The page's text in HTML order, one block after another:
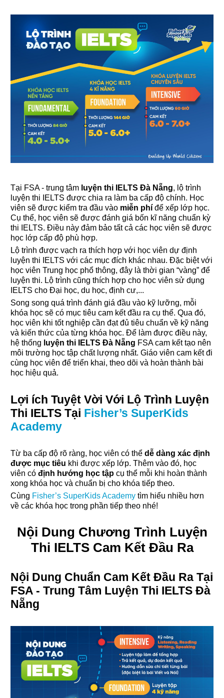
Tại FSA - trung tâm luyện thi IELTS Đà Nẵng, lộ trình
luyện thi IELTS được chia ra làm ba cấp độ chính. Học
viên sẽ được kiểm tra đầu vào miễn phí để xếp lớp học.
Cụ thể, học viên sẽ được đánh giá bốn kĩ năng chuẩn kỳ
thi IELTS. Điều này đảm bảo tất cả các học viên sẽ được
học lớp cấp độ phù hợp.
Lộ trình được vạch ra thích hợp với học viên dự định
luyện thi IELTS với các mục đích khác nhau. Đặc biệt với
học viên Trung học phổ thông, đây là thời gian “vàng” để
luyện thi. Lộ trình cũng thích hợp cho học viên sử dụng
IELTS cho Đại học, du học, định cư,...
Song song quá trình đánh giá đầu vào kỹ lưỡng, mỗi
khóa học sẽ có mục tiêu cam kết đầu ra cụ thể. Qua đó,
học viên khi tốt nghiệp cần đạt đủ tiêu chuẩn về kỹ năng
và kiến thức của từng khóa học. Để làm được điều này,
hệ thống luyện thi IELTS Đà Nẵng FSA cam kết tạo nên
môi trường học tập chất lượng nhất. Giáo viên cam kết đi
cùng học viên để triển khai, theo dõi và hoàn thành bài
học hiệu quả.
Lợi ích Tuyệt Vời Với Lộ Trình Luyện
Thi IELTS Tại Fisher’s SuperKids
Academy
Từ ba cấp độ rõ ràng, học viên có thể dễ dàng xác định
được mục tiêu khi được xếp lớp. Thêm vào đó, học
viên cóđịnh hướng học tập cụ thể mỗi khi hoàn thành
xong khóa học và chuẩn bị cho khóa tiếp theo.
Cùng Fisher’s SuperKids Academy tìm hiểu nhiều hơn
về các khóa học trong phần tiếp theo nhé!
Nội Dung Chương Trình Luyện
Thi IELTS Cam Kết Đầu Ra
Nội Dung Chuẩn Cam Kết Đầu Ra Tại
FSA - Trung Tâm Luyện Thi IELTS Đà
Nẵng